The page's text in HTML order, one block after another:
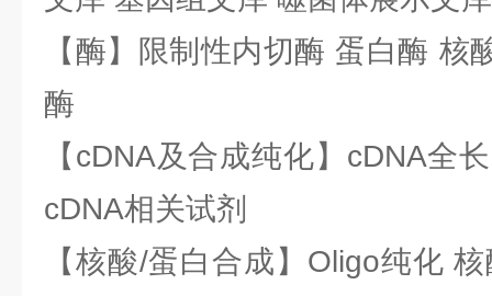
【酶】限制性内切酶 蛋白酶 核
酶
【cDNA及合成纯化】cDNA全
cDNA相关试剂
【核酸/蛋白合成】Oligo纯化